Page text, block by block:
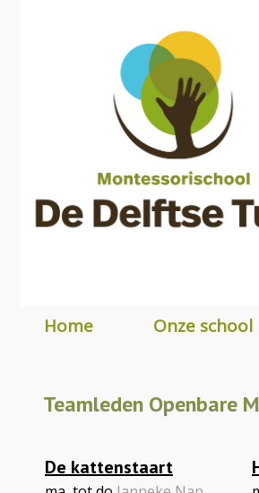
Home Onze school
Teamleden Openbare
De kattenstaart